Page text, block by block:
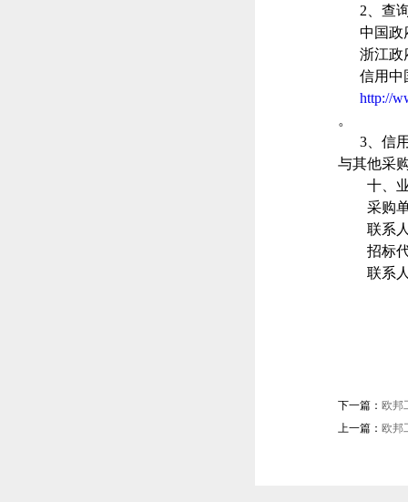
2、查
中国政
浙江政
信用中
http://
。
3、信
与其他采
十、
采购
联系
招标
联系
下一篇： 欧邦
上一篇： 欧邦